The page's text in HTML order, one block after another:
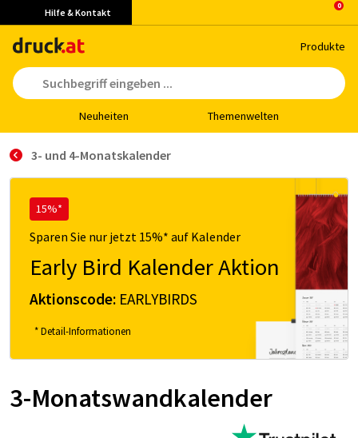
Hilfe & Kontakt
Pro­duk­te
Neu­hei­ten The­men­wel­ten
3- und 4-Monatskalender
15%*
Sparen Sie nur jetzt 15%* auf Kalender
Early Bird Kalender Aktion
Aktionscode: EARLYBIRDS
* Detail-Informationen
3-Monatswandkalender